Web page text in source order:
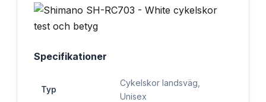
Specifikationer
Typ
Cykelskor landsväg,
Unisex